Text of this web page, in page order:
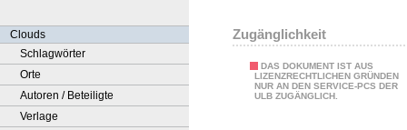
Clouds
Schlagwörter
Orte
Autoren / Beteiligte
Verlage
Zugänglichkeit
DAS DOKUMENT IST AUS
LIZENZRECHTLICHEN GRÜNDEN
NUR AN DEN SERVICE-PCS DER
ULB ZUGÄNGLICH.